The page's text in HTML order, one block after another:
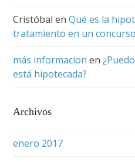
Cristóbal enQué es la
tratamiento en un
más informacion en
está hipotecada?
Archivos
enero 2017